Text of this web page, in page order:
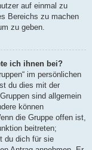
auf einmal zu
Bereichs zu machen
zu geben.
ich ihnen bei?
im persönlichen
du dies mit der
sind allgemein
können
die Gruppe offen ist,
beitreten;
du dich für sie